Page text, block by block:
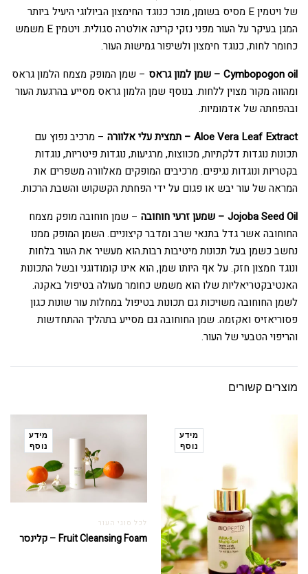
של ויטמין E מסיס בשומן, מוכר כנוגד החימצון הביולוגי היעיל ביותר
המגן בעיקר על העור מפני נזקי קרינה אולטרה סגולית. ויטמין E משמש
כחומר לחות, כנוגד חימצון ולשיפור גמישות העור.
Cymbopogon oil – שמן למון גראס
– שמן המופק מצמח הלמון גראס
ומהווה מקור מצוין ללחות. בנוסף שמן הלמון גראס מסייע בהרגעת העור
ובהפחתה של אדמומיות.
Aloe Vera Leaf Extract – תמצית עלי אלוורה
– מרכיב נפוץ עם
תכונות נוגדות דלקתיות, מכווצות, מרגיעות, נוגדות פיטריות, נוגדות
בקטריות ונוגדות נגיפים. מרכיבים המופקים מאלוורה משפרים את
המראה של עור יבש או פגום על ידי הפחתת הקשקוש והשבת הרכות.
Jojoba Seed Oil – שמען זרעי חוחובה
– שמן חוחובה מופק מצמח
החוחובה אשר גדל בתנאי שרב ומדבר קיצוניים. השמן המופק ממנו
נחשב כשמן בעל תכונות מיטיבות רבות.הוא מעשיר את העור בלחות
ונוגד חמצון חזק. על אף היותו שמן, הוא אינו קומודוגני ובשל התכונות
האנטיבקטריאליות שלו הוא משמש כחומר מעולה בטיפול באקנה.
לשמן החוחובה משויכות גם תכונות בטיפול במחלות עור שונות כגון
פסוריאזיס ואקזמה. שמן החוחובה גם מסייע בתהליך ההתחדשות
והריפוי הטבעי של העור.
מוצרים קשורים
מידע
נוסף
מידע
נוסף
לכל סוגי העור
Fruit Cleansing Foam – קלינסר